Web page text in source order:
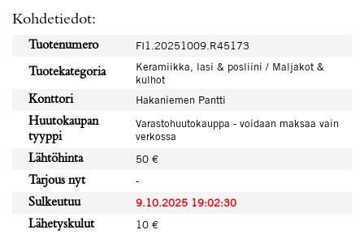
Kohdetiedot:
Tuotenumero FI1.20251009.R45173
Tuotekategoria
Keramiikka, lasi & posliini / Maljakot &
kulhot
Konttori
Hakaniemen Pantti
Huutokaupan
tyyppi
Varastohuutokauppa - voidaan maksaa vain
verkossa
Lähtöhinta
50 €
Tarjous nyt
-
Sulkeutuu
9.10.2025 19:02:30
Lähetyskulut
10 €